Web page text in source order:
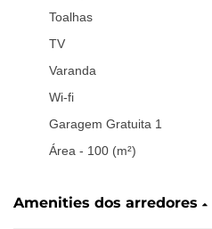
Toalhas
TV
Varanda
Wi-fi
Garagem Gratuita 1
Área - 100 (m²)
Amenities dos arredores